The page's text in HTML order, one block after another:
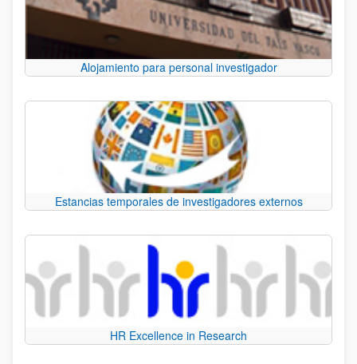
Alojamiento para personal investigador
Estancias temporales de investigadores externos
HR Excellence in Research